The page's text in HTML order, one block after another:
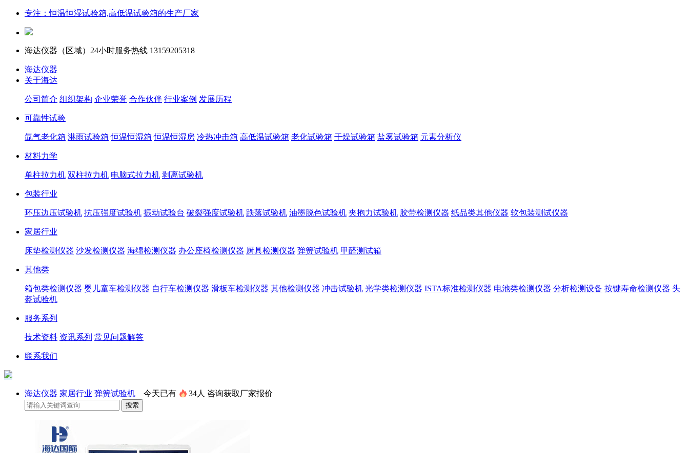
专注：恒温恒湿试验箱,高低温试验箱的生产厂家
海达仪器（ 区域）24小时服务热线 13159205318
海达仪器
关于海达
公司简介 组织架构 企业荣誉 合作伙伴 行业案例 发展历程
可靠性试验
氙气老化箱 淋雨试验箱 恒温恒湿箱 恒温恒湿房 冷热冲击箱 高低温试验箱 老化试验箱 干燥试验箱 盐雾试验箱 元素分析仪
材料力学
单柱拉力机 双柱拉力机 电脑式拉力机 剥离试验机
包装行业
环压边压试验机 抗压强度试验机 振动试验台 破裂强度试验机 跌落试验机 油墨脱色试验机 夹抱力试验机 胶带检测仪器 纸品类其他仪器 软包装测试仪器
家居行业
床垫检测仪器 沙发检测仪器 海绵检测仪器 办公座椅检测仪器 厨具检测仪器 弹簧试验机 甲醛测试箱
其他类
箱包类检测仪器 婴儿童车检测仪器 自行车检测仪器 滑板车检测仪器 其他检测仪器 冲击试验机 光学类检测仪器 ISTA标准检测仪器 电池类检测仪器 分析检测设备 按键寿命检测仪器 头
盔试验机
服务系列
技术资料 资讯系列 常见问题解答
联系我们
海达仪器 家居行业 弹簧试验机 今天已有 34人 咨询获取厂家报价